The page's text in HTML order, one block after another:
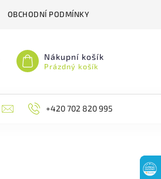
OBCHODNÍ PODMÍNKY
Nákupní košík
Prázdný košík
BLOG MOJE OBJEDNÁVKA
+420 702 820 995